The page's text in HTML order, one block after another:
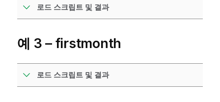
로드 스크립트 및 결과
예 3 – firstmonth
로드 스크립트 및 결과